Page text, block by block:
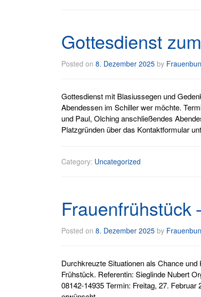
Gottesdienst
Posted on 8. Dezember 2025 by
Gottesdienst mit Blasiussegen und
Abendessen im Schiller wer möchte.
und Paul, Olching anschließendes
Platzgründen über das Kontaktformular
Category: Uncategorized
Frauenfrühstück
Posted on 8. Dezember 2025 by
Durchkreuzte Situationen als Chance
Frühstück. Referentin: Sieglinde Nubert
08142-14935 Termin: Freitag, 27.